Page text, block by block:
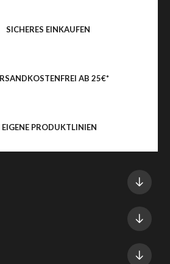
SICHERES EINKAUFEN
AB 25€*
EIGENE PRODUKTLINIEN